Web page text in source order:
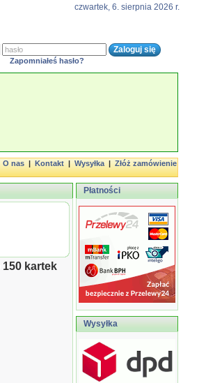
czwartek, 6. sierpnia 2026 r.
Zapomniałeś hasło?
O nas|Kontakt|Wysyłka|Złóż zamówienie
150 kartek
Płatności
Wysyłka